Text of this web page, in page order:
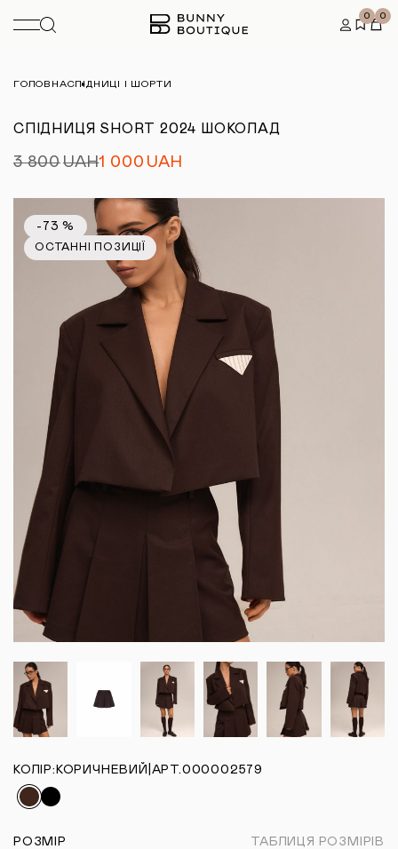
0 0
ГОЛОВНАСПІДНИЦІ І ШОРТИ
СПІДНИЦЯ SHORT 2024 ШОКОЛАД
3 800UAH1 000 UAH
-73 %
ОСТАННІ ПОЗИЦІЇ
КОЛІР: КОРИЧНЕВИЙ АРТ.000002579
РОЗМІР ТАБЛИЦЯ РОЗМІРІВ